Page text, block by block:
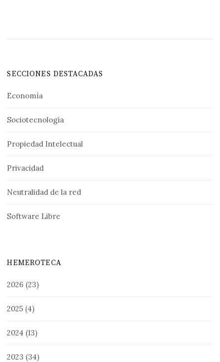
SECCIONES DESTACADAS
Economía
Sociotecnología
Propiedad Intelectual
Privacidad
Neutralidad de la red
Software Libre
HEMEROTECA
2026 (23)
2025 (4)
2024 (13)
2023 (34)